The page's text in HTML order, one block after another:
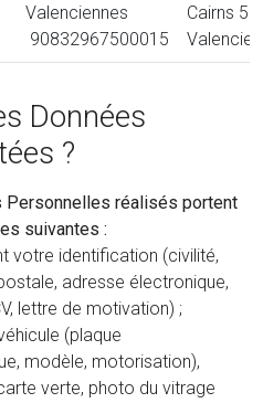
Valenciennes
90832967500015
Cairns
Données
?
Personnelles réalisés portent
suivantes :
votre identification (civilité,
adresse électronique,
lettre de motivation) ;
(plaque
modèle, motorisation),
verte, photo du vitrage